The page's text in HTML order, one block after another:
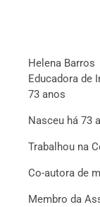
Helena Barros
Educadora de
73 anos
Nasceu há 73
Trabalhou na
Co-autora de
Membro da